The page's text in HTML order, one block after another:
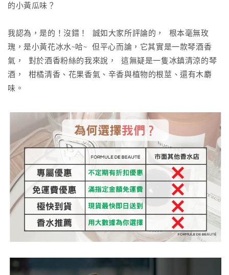
的小黃瓜味？
我認為，是的！沒錯！ 誠如大家所評論的， 根本毫無玫
瑰，是小黃花冰水~哈~ 但平心而論，它其實是一款琴酒香
氣， 對於酒香粉絲的我來說， 這無疑是一隻冰鎮清涼的琴
酒， 柑橘清香、花果香氣、辛香與植物的根莖、還有木麝
味。